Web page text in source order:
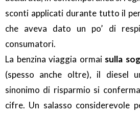
sconti applicati durante tutto il
che aveva dato un po’ di
consumatori.
La benzina viaggia ormaisulla
(spesso anche oltre), il diesel
sinonimo di risparmio si
cifre. Un salasso considerevole